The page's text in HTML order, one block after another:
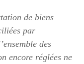
de biens
par
des
encore réglées ne